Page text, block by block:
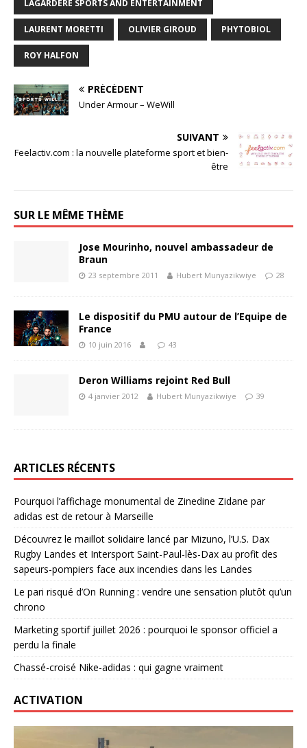
LAGARDÈRE SPORTS AND ENTERTAINMENT
LAURENT MORETTI OLIVIER GIROUD PHYTOBIOL
ROY HALFON
PRÉCÉDENT
Under Armour – WeWill
SUIVANT
Feelactiv.com : la nouvelle plateforme sport et bien-
être
SUR LE MÊME THÈME
Jose Mourinho, nouvel ambassadeur de
Braun
23 septembre 2011 Hubert Munyazikwiye 28
Le dispositif du PMU autour de l’Equipe de
France
10 juin 2016 43
Deron Williams rejoint Red Bull
4 janvier 2012 Hubert Munyazikwiye 39
ARTICLES RÉCENTS
Pourquoi l’affichage monumental de Zinedine Zidane par
adidas est de retour à Marseille
Découvrez le maillot solidaire lancé par Mizuno, l’U.S. Dax
Rugby Landes et Intersport Saint-Paul-lès-Dax au profit des
sapeurs-pompiers face aux incendies dans les Landes
Le pari risqué d’On Running : vendre une sensation plutôt qu’un
chrono
Marketing sportif juillet 2026 : pourquoi le sponsor officiel a
perdu la finale
Chassé-croisé Nike-adidas : qui gagne vraiment
ACTIVATION